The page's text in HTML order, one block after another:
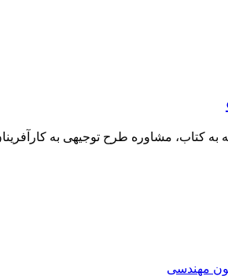
نامه به کتاب، مشاوره طرح توجیهی به
مهندسی